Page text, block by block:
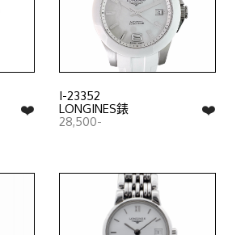
❤️
I-23352
❤️
LONGINES錶
28,500-